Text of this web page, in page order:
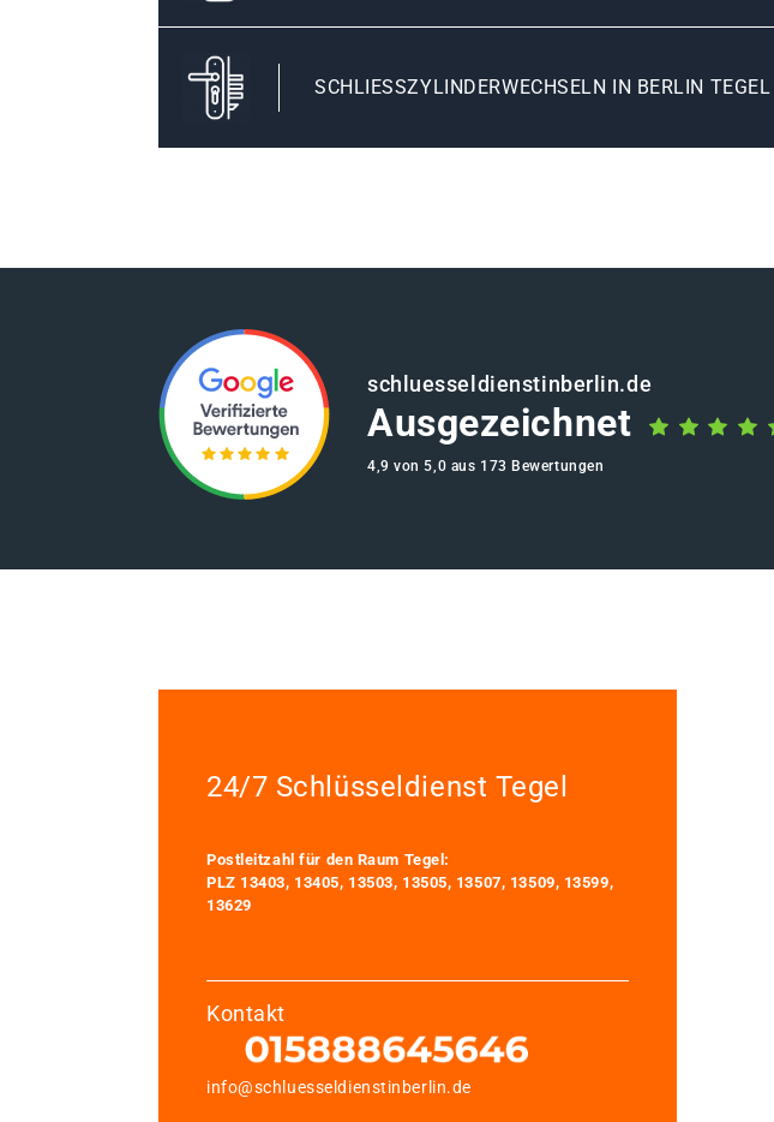
SCHLIESSZYLINDERWECHSELN IN BERLIN TEGEL
schluesseldienstinberlin.de
Ausgezeichnet
4,9 von 5,0 aus 173 Bewertungen
24/7 Schlüsseldienst Tegel
Postleitzahl für den Raum Tegel:
PLZ 13403, 13405, 13503, 13505, 13507, 13509, 13599,
13629
Kontakt
info@schluesseldienstinberlin.de